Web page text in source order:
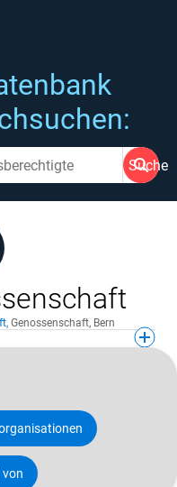
Suche
, Genossenschaft, Bern
von